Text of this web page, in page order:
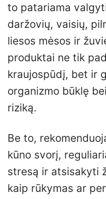
to patariama
daržovių, vaisių,
liesos mėsos ir
produktai ne tik
kraujospūdį, bet ir
organizmo būklę
riziką.
Be to,
kūno svorį,
stresą ir atsisakyti
kaip rūkymas ar